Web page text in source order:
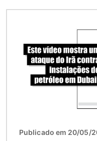
Publicado em 20/05/